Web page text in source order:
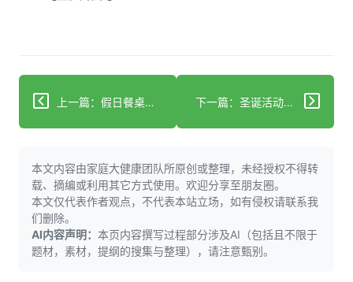
上一篇：假日餐桌上的阿尔茨海默病 下一篇：圣诞活动呼吁支持英格兰东北部痴呆症患者
本文内容由家庭大健康团队所原创或整理，未经授权不得转
载、摘编或利用其它方式使用。欢迎分享至朋友圈。
本文仅代表作者观点，不代表本站立场，如有侵权请联系我
们删除。
AI内容声明： 本页内容撰写过程部分涉及AI（包括且不限于
题材，素材，提纲的搜集与整理），请注意甄别。